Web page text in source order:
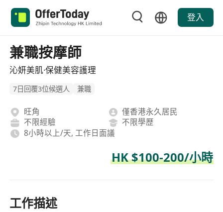
登入
兼職按摩師
沁妍美肌·保健美容護理
7日回覆3位候選人 兼職
旺角
僅香港永久居民
不限經驗
不限學歷
8小時以上/天, 工作日面議
HK $100-200/小時
工作描述